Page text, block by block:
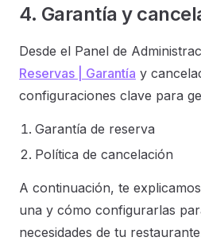
4. Garantía y
Desde el Panel de
Reservas | Garantía y
configuraciones clave para
Garantía de reserva
Política de cancelación
A continuación, te
una y cómo configurarlas
necesidades de tu